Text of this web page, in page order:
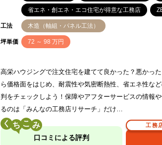
省エネ・創エネ・エコ住宅が得意な工務店
工法 木造（軸組・パネル工法）
坪単価 72 ～ 98 万円
高栄ハウジングで注文住宅を建てて良かった？悪かっ
ら価格面をはじめ、耐震性や気密断熱性、省エネ性な
判をチェックしよう！保障やアフターサービスの情報
るのは「みんなの工務店リサーチ」だけ…
く こ
口コミによる評判
工務